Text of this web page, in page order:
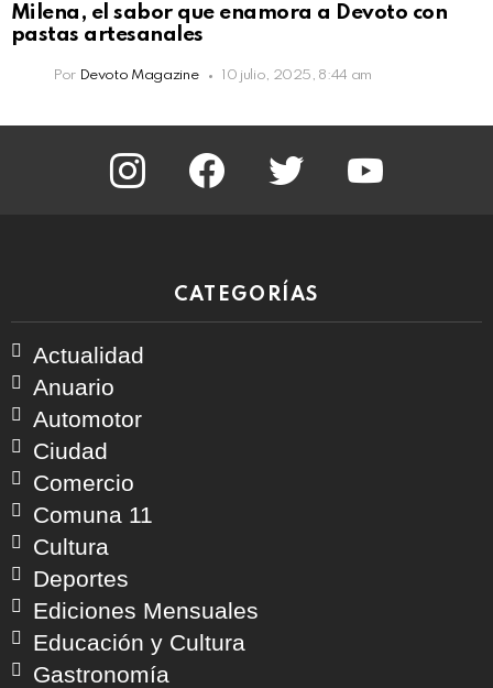
Milena, el sabor que enamora a Devoto con
pastas artesanales
Por Devoto Magazine 10 julio, 2025, 8:44 am
instagram facebook twitter
CATEGORÍAS
Actualidad
Anuario
Automotor
Ciudad
Comercio
Comuna 11
Cultura
Deportes
Ediciones Mensuales
Educación y Cultura
Gastronomía